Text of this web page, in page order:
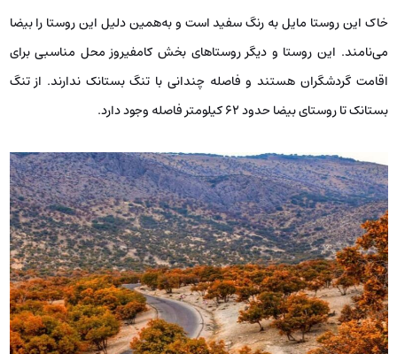
خاک این روستا مایل به رنگ سفید است و به‌همین دلیل این روستا را بیضا
می‌نامند. این روستا و دیگر روستاهای بخش کامفیروز محل مناسبی برای
اقامت گردشگران هستند و فاصله چندانی با تنگ بستانک ندارند. از تنگ
بستانک تا روستای بیضا حدود 62 کیلومتر فاصله وجود دارد.